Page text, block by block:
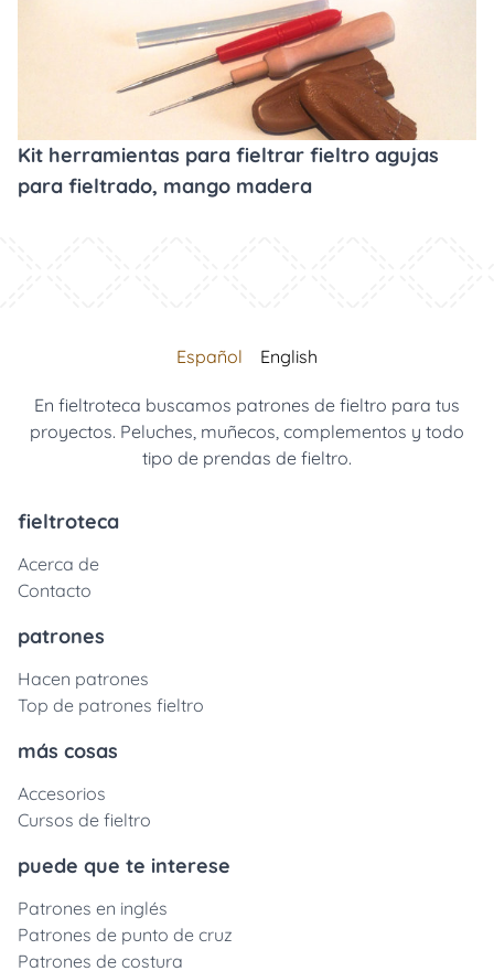
Kit herramientas para fieltrar fieltro agujas
para fieltrado, mango madera
Español English
En fieltroteca buscamos patrones de fieltro para tus
proyectos. Peluches, muñecos, complementos y todo
tipo de prendas de fieltro.
fieltroteca
Acerca de
Contacto
patrones
Hacen patrones
Top de patrones fieltro
más cosas
Accesorios
Cursos de fieltro
puede que te interese
Patrones en inglés
Patrones de punto de cruz
Patrones de costura